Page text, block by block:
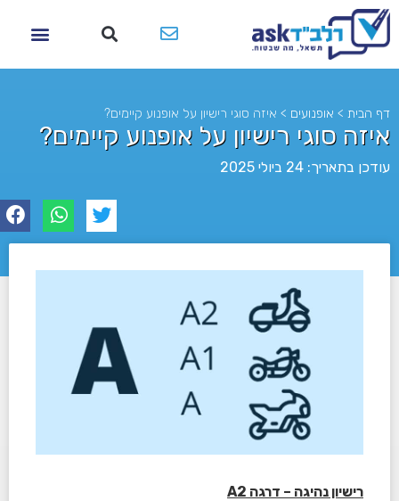
דף הבית > אופנועים > איזה סוגי רישיון על אופנוע קיימים?
איזה סוגי רישיון על אופנוע קיימים?
עודכן בתאריך: 24 ביולי 2025
רישיון נהיגה – דרגה A2